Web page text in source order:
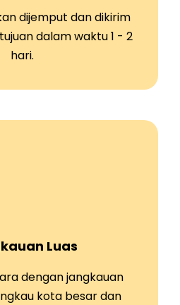
dijemput dan dikirim
dalam waktu 1 - 2
hari.
Luas
dengan jangkauan
kota besar dan